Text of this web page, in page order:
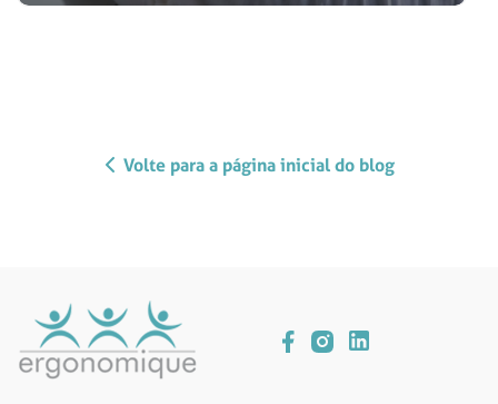
Volte para a página inicial do blog